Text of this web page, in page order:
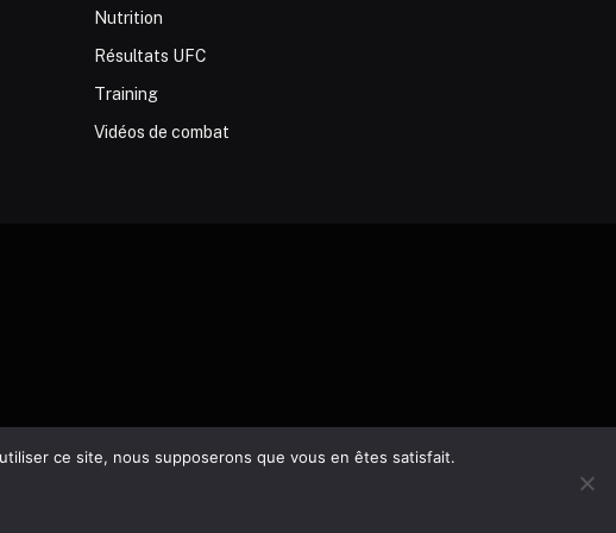
Nutrition
Résultats UFC
Training
Vidéos de combat
ce site, nous supposerons que vous en êtes satisfait.